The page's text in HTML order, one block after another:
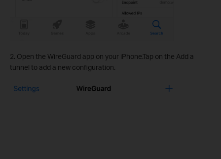
2. Open the WireGuard app on your iPhone.Tap on the Add a
tunnel to add a new configuration.